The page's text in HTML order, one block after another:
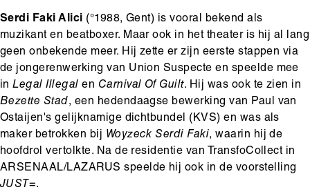
Serdi Faki Alici (°1988, Gent) is vooral bekend als
muzikant en beatboxer. Maar ook in het theater is hij al lang
geen onbekende meer. Hij zette er zijn eerste stappen via
de jongerenwerking van Union Suspecte en speelde mee
inLegal Illegal en Carnival Of Guilt. Hij was ook te zien in
Bezette Stad, een hedendaagse bewerking van Paul van
Ostaijen's gelijknamige dichtbundel (KVS) en was als
maker betrokken bij
Woyzeck Serdi Faki, waarin hij de
hoofdrol vertolkte. Na de residentie van TransfoCollect in
ARSENAAL/LAZARUS speelde hij ook in de voorstelling
JUST=.